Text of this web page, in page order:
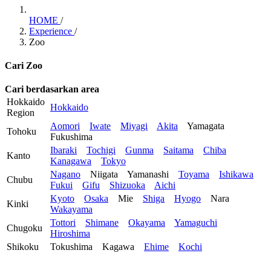
HOME /
Experience /
Zoo
Cari Zoo
Cari berdasarkan area
Hokkaido
Region
Hokkaido
Tohoku
Aomori Iwate Miyagi Akita
Yamagata
Fukushima
Kanto
Ibaraki Tochigi Gunma Saitama
Chiba
Kanagawa
Tokyo
Chubu
Nagano Niigata Yamanashi Toyama
Ishikawa
Fukui
Gifu Shizuoka
Aichi
Kinki
Kyoto Osaka Mie Shiga Hyogo
Nara
Wakayama
Chugoku
Tottori Shimane Okayama
Yamaguchi
Hiroshima
Shikoku
Tokushima Kagawa Ehime
Kochi